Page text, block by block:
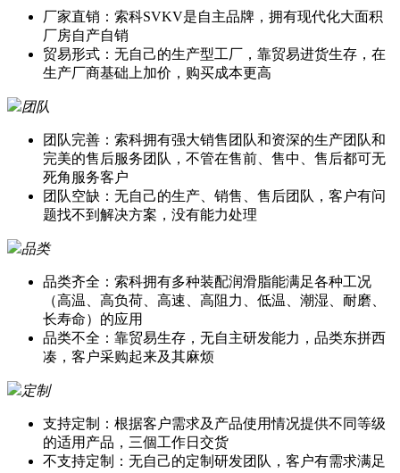
厂家直销：索科SVKV是自主品牌，拥有现代化大面积
厂房自产自销
贸易形式：无自己的生产型工厂，靠贸易进货生存，在
生产厂商基础上加价，购买成本更高
团队
团队完善：索科拥有强大销售团队和资深的生产团队和
完美的售后服务团队，不管在售前、售中、售后都可无
死角服务客户
团队空缺：无自己的生产、销售、售后团队，客户有问
题找不到解决方案，没有能力处理
品类
品类齐全：索科拥有多种装配润滑脂能满足各种工况
（高温、高负荷、高速、高阻力、低温、潮湿、耐磨、
长寿命）的应用
品类不全：靠贸易生存，无自主研发能力，品类东拼西
凑，客户采购起来及其麻烦
定制
支持定制：根据客户需求及产品使用情况提供不同等级
的适用产品，三個工作日交货
不支持定制：无自己的定制研发团队，客户有需求满足